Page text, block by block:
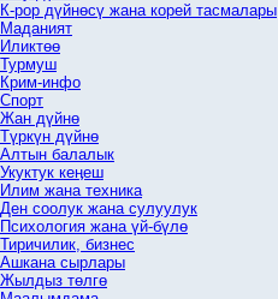
К-рор дүйнөсү жана корей тасмалары
Маданият
Иликтөө
Турмуш
Крим-инфо
Спорт
Жан дүйнө
Түркүн дүйнө
Алтын балалык
Укуктук кеӊеш
Илим жана техника
Ден соолук жана сулуулук
Психология жана үй-бүлө
Тиричилик, бизнес
Ашкана сырлары
Жылдыз төлгө